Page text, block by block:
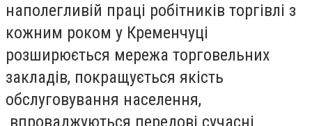
наполегливій праці робітників торгівлі з
кожним роком у Кременчуці
розширюється мережа торговельних
закладів, покращується якість
обслуговування населення,
впроваджуються передові сучасні